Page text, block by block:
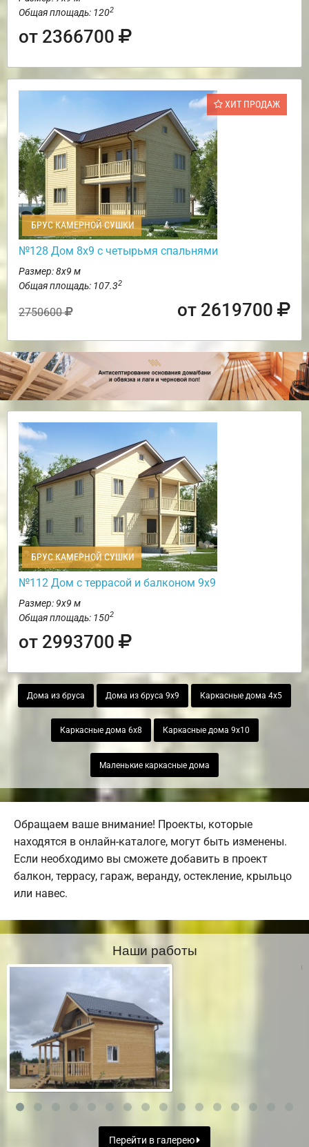
Общая площадь: 1202
от 2366700
ХИТ ПРОДАЖ
БРУС КАМЕРНОЙ СУШКИ
№128 Дом 8х9 с четырьмя спальнями
Размер: 8х9 м
Общая площадь: 107.32
2750600 от 2619700
БРУС КАМЕРНОЙ СУШКИ
№112 Дом с террасой и балконом 9х9
Размер: 9х9 м
Общая площадь: 1502
от 2993700
Дома из бруса Дома из бруса 9х9 Каркасные дома 4х5
Каркасные дома 6х8 Каркасные дома 9х10
Маленькие каркасные дома
Обращаем ваше внимание! Проекты, которые
находятся в онлайн-каталоге, могут быть изменены.
Если необходимо вы сможете добавить в проект
балкон, террасу, гараж, веранду, остекление, крыльцо
или навес.
Наши работы
Перейти в галерею